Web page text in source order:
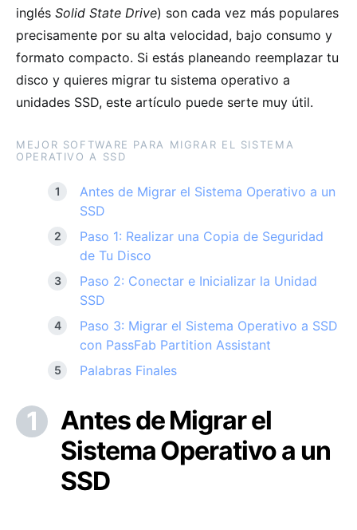
inglés Solid State Drive) son cada vez más populares
precisamente por su alta velocidad, bajo consumo y
formato compacto. Si estás planeando reemplazar tu
disco y quieres migrar tu sistema operativo a
unidades SSD, este artículo puede serte muy útil.
MEJOR SOFTWARE PARA MIGRAR EL SISTEMA
OPERATIVO A SSD
Antes de Migrar el Sistema Operativo a un
SSD
Paso 1: Realizar una Copia de Seguridad
de Tu Disco
Paso 2: Conectar e Inicializar la Unidad
SSD
Paso 3: Migrar el Sistema Operativo a SSD
con PassFab Partition Assistant
Palabras Finales
Antes de Migrar el
Sistema Operativo a un
SSD